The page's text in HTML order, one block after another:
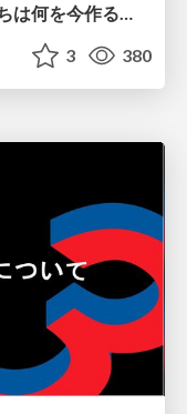
AIは実装を速くする。では、私たちは何を今作るべきか？－立場を越えてリリースに向き合ったチーム開発の実践 / 20260801 Hiromi Nakaya and Naoki Takahashi
3 380